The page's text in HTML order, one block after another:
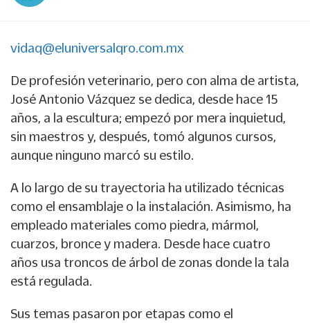
vidaq@eluniversalqro.com.mx
De profesión veterinario, pero con alma de artista,
José Antonio Vázquez se dedica, desde hace 15
años, a la escultura; empezó por mera inquietud,
sin maestros y, después, tomó algunos cursos,
aunque ninguno marcó su estilo.
A lo largo de su trayectoria ha utilizado técnicas
como el ensamblaje o la instalación. Asimismo, ha
empleado materiales como piedra, mármol,
cuarzos, bronce y madera. Desde hace cuatro
años usa troncos de árbol de zonas donde la tala
está regulada.
Sus temas pasaron por etapas como el